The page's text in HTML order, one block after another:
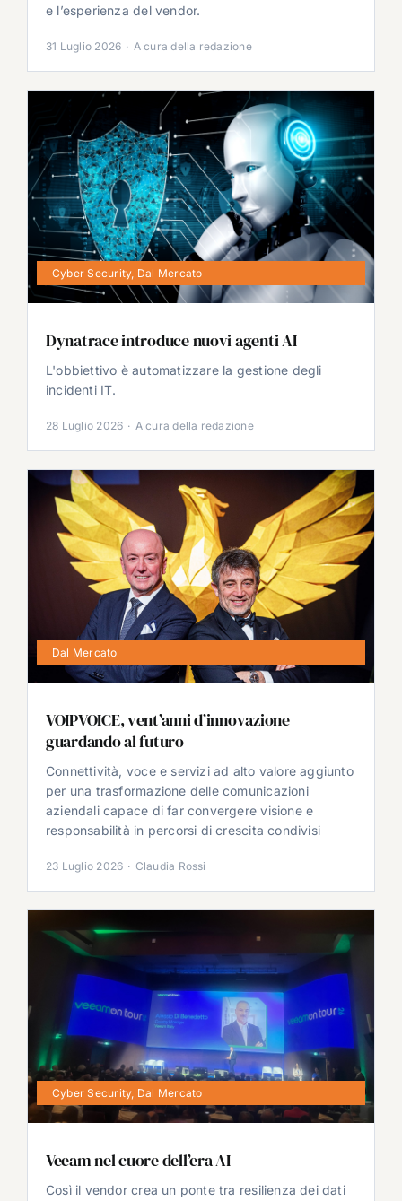
e l’esperienza del vendor.
31 Luglio 2026 · A cura della redazione
Cyber Security, Dal Mercato
Dynatrace introduce nuovi agenti AI
L'obbiettivo è automatizzare la gestione degli
incidenti IT.
28 Luglio 2026 · A cura della redazione
Dal Mercato
VOIPVOICE, vent’anni d’innovazione
guardando al futuro
Connettività, voce e servizi ad alto valore aggiunto
per una trasformazione delle comunicazioni
aziendali capace di far convergere visione e
responsabilità in percorsi di crescita condivisi
23 Luglio 2026 · Claudia Rossi
Cyber Security, Dal Mercato
Veeam nel cuore dell’era AI
Così il vendor crea un ponte tra resilienza dei dati